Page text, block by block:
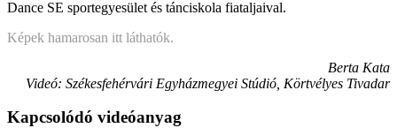
Dance SE sportegyesület és tánciskola fiataljaival.
Képek hamarosan itt láthatók.
Berta Kata
Videó: Székesfehérvári Egyházmegyei Stúdió, Körtvélyes Tivadar
Kapcsolódó videóanyag